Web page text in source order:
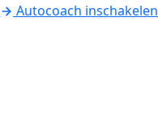
Autocoach inschakelen